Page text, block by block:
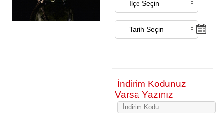
İndirim Kodunuz
Varsa Yazınız